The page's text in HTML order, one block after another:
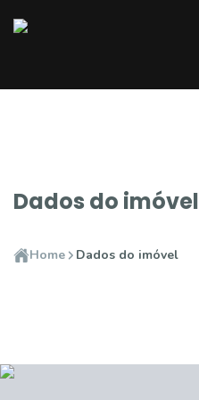
Dados do imóvel
Home Dados do imóvel